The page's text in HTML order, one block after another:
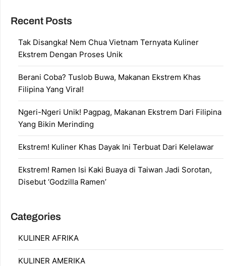
Recent Posts
Tak Disangka! Nem Chua Vietnam Ternyata Kuliner
Ekstrem Dengan Proses Unik
Berani Coba? Tuslob Buwa, Makanan Ekstrem Khas
Filipina Yang Viral!
Ngeri-Ngeri Unik! Pagpag, Makanan Ekstrem Dari Filipina
Yang Bikin Merinding
Ekstrem! Kuliner Khas Dayak Ini Terbuat Dari Kelelawar
Ekstrem! Ramen Isi Kaki Buaya di Taiwan Jadi Sorotan,
Disebut ‘Godzilla Ramen’
Categories
KULINER AFRIKA
KULINER AMERIKA